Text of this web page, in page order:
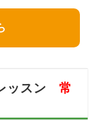
ッスン
常